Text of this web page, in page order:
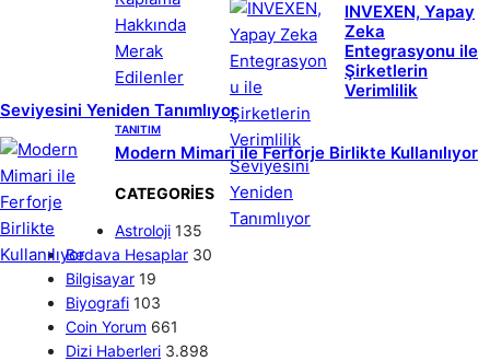
INVEXEN, Yapay
Zeka
Entegrasyonu ile
Şirketlerin
Verimlilik
Seviyesini Yeniden Tanımlıyor
TANITIM
Modern Mimari ile Ferforje Birlikte Kullanılıyor
CATEGORIES
Astroloji 135
Bedava Hesaplar 30
Bilgisayar 19
Biyografi 103
Coin Yorum 661
Dizi Haberleri 3.898